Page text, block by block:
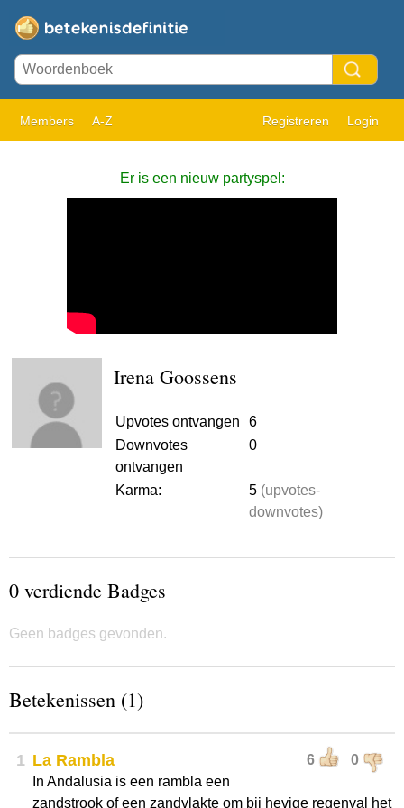
Members A-Z Registreren Login
Er is een nieuw partyspel:
Irena Goossens
Upvotes ontvangen
6
Downvotes
ontvangen
0
Karma: 5 (upvotes-
downvotes)
0 verdiende Badges
Geen badges gevonden.
Betekenissen (1)
1 6 0
La Rambla
In Andalusia is een rambla een
zandstrook of een zandvlakte om bij hevige regenval het